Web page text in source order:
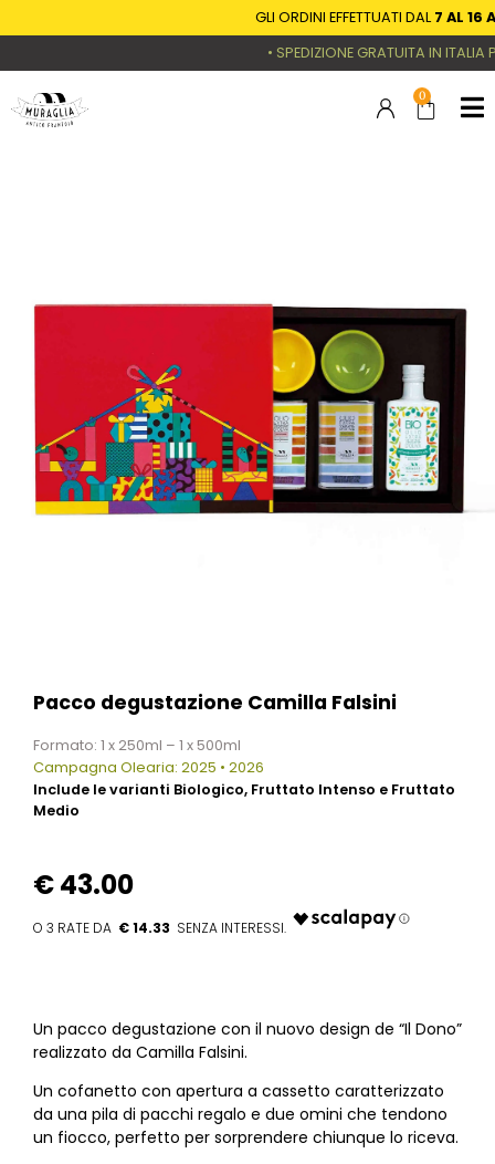
GLI ORDINI EFFETTUATI DAL7 AL 16
• SPEDIZIONE GRATUITA IN ITALIA
0
Pacco degustazione Camilla Falsini
Formato: 1 x 250ml – 1 x 500ml
Campagna Olearia: 2025 • 2026
Include le varianti Biologico, Fruttato Intenso e Fruttato
Medio
€43.00
€ 14.33
Un pacco degustazione con il nuovo design de “Il Dono”
realizzato da Camilla Falsini.
Un cofanetto con apertura a cassetto caratterizzato
da una pila di pacchi regalo e due omini che tendono
un fiocco, perfetto per sorprendere chiunque lo riceva.